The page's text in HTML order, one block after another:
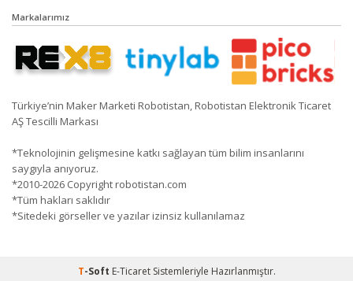
Markalarımız
Türkiye’nin Maker Marketi Robotistan, Robotistan Elektronik Ticaret
AŞ Tescilli Markası
*Teknolojinin gelişmesine katkı sağlayan tüm bilim insanlarını
saygıyla anıyoruz.
*2010-2026 Copyright robotistan.com
*Tüm hakları saklıdır
*Sitedeki görseller ve yazılar izinsiz kullanılamaz
T-Soft E-TicaretSistemleriyle Hazırlanmıştır.